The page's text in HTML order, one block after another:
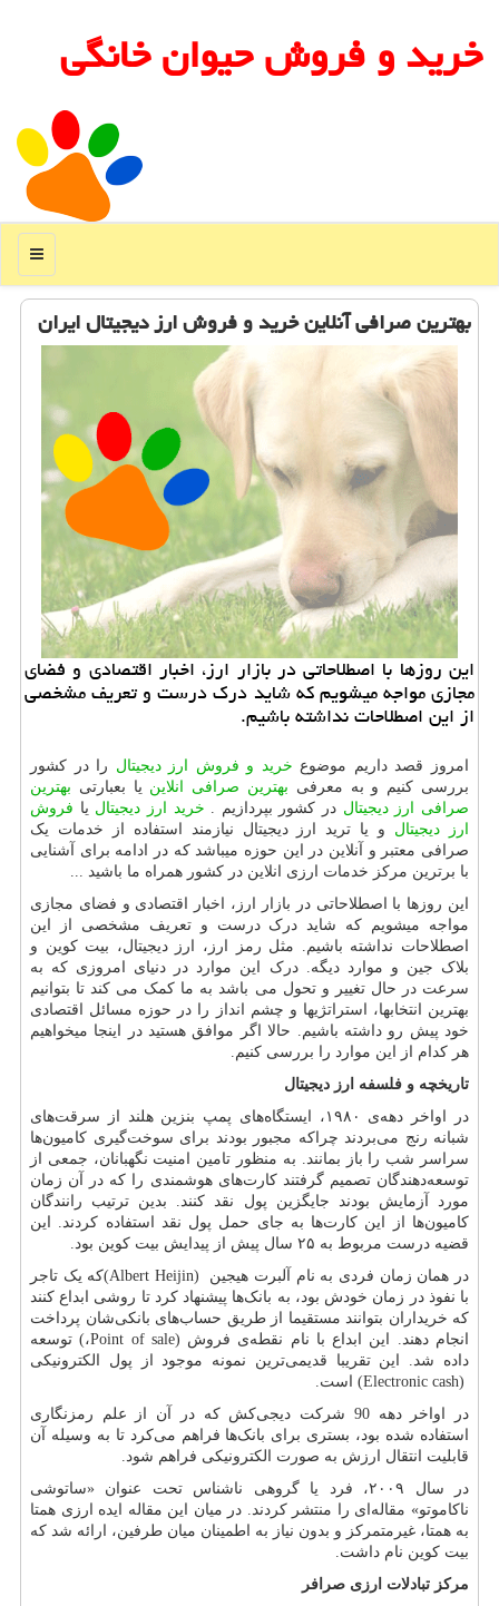
خرید و فروش حیوان خانگی
منو
بهترین صرافی آنلاین خرید و فروش ارز دیجیتال ایران
این روزها با اصطلاحاتی در بازار ارز، اخبار اقتصادی و فضای
مجازی مواجه میشویم كه شاید درك درست و تعریف مشخصی
از این اصطلاحات نداشته باشیم.
امروز قصد داریم موضوع خرید و فروش ارز دیجیتال را در کشور
بررسی کنیم و به معرفی بهترین صرافی انلاین یا بعبارتی بهترین
صرافی ارز دیجیتال در کشور بپردازیم . خرید ارز دیجیتال یا فروش
ارز دیجیتال و یا ترید ارز دیجیتال نیازمند استفاده از خدمات یک
صرافی معتبر و آنلاین در این حوزه میباشد که در ادامه برای آشنایی
با برترین مرکز خدمات ارزی انلاین در کشور همراه ما باشید ...
این روزها با اصطلاحاتی در بازار ارز، اخبار اقتصادی و فضای مجازی
مواجه میشویم که شاید درک درست و تعریف مشخصی از این
اصطلاحات نداشته باشیم. مثل رمز ارز، ارز دیجیتال، بیت کوین و
بلاک جین و موارد دیگه. درک این موارد در دنیای امروزی که به
سرعت در حال تغییر و تحول می باشد به ما کمک می کند تا بتوانیم
بهترین انتخاب­ها، استراتژی­ها و چشم انداز را در حوزه مسائل اقتصادی
خود پیش رو داشته باشیم. حالا اگر موافق هستید در اینجا می­خواهیم
هر کدام از این موارد را بررسی کنیم.
تاریخچه و فلسفه ارز دیجیتال
در اواخر دهه‌ی ۱۹۸۰، ایستگاه‌های پمپ بنزین هلند از سرقت‌های
شبانه رنج می‌بردند چراکه مجبور بودند برای سوخت‌گیری کامیون‌ها
سراسر شب را باز بمانند. به منظور تامین امنیت نگهبانان، جمعی از
توسعه‌دهندگان تصمیم گرفتند کارت‌های هوشمندی را که در آن زمان
مورد آزمایش بودند جایگزین پول نقد کنند. بدین ترتیب رانندگان
کامیون‌ها از این کارت‌ها به جای حمل پول نقد استفاده کردند. این
قضیه درست مربوط به ۲۵ سال پیش از پیدایش بیت کوین بود.
در همان زمان فردی به نام آلبرت هیجین (Albert Heijin)که یک تاجر
با نفوذ در زمان خودش بود، به بانک‌ها پیشنهاد کرد تا روشی ابداع کنند
که خریداران بتوانند مستقیما از طریق حساب‌های بانکی‌شان پرداخت
انجام دهند. این ابداع با نام نقطه‌ی فروش Point of sale)،(توسعه
داده شد. این تقریبا قدیمی‌ترین نمونه موجود از پول الکترونیکی
(Electronic cash) است.
در اواخر دهه 90 شرکت دیجی‌کش که در آن از علم رمزنگاری
استفاده شده بود، بستری برای بانک‌ها فراهم می‌کرد تا به وسیله آن
قابلیت انتقال ارزش به صورت الکترونیکی فراهم شود.
در سال ۲۰۰۹، فرد یا گروهی ناشناس تحت عنوان «ساتوشی
ناکاموتو» مقاله‌ای را منتشر کردند. در میان این مقاله ایده ارزی همتا
به همتا، غیرمتمرکز و بدون نیاز به اطمینان میان طرفین، ارائه شد که
بیت کوین نام داشت.
مرکز تبادلات ارزی صرافر